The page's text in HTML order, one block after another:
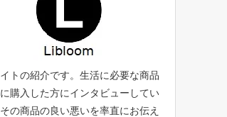
トの紹介です。生活に必要な商品
購入した方にインタビューしてい
の商品の良い悪いを率直にお伝え